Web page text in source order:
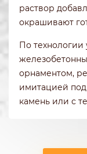
раствор
окрашивают
По технологии
орнаментом,
имитацией
камень или с